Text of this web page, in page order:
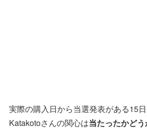
実際の購入日から当選発表がある15日
Katakotoさんの関心は当たったかど